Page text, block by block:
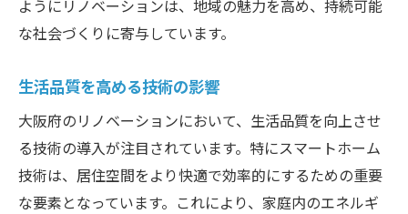
ようにリノベーションは、地域の魅力を高め、持続可能
な社会づくりに寄与しています。
生活品質を高める技術の影響
大阪府のリノベーションにおいて、生活品質を向上させ
る技術の導入が注目されています。特にスマートホーム
技術は、居住空間をより快適で効率的にするための重要
な要素となっています。これにより、家庭内のエネルギ